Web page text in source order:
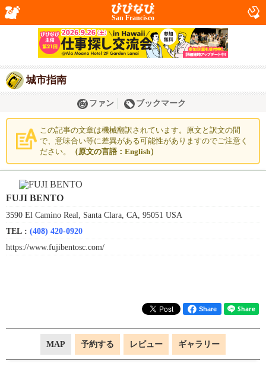
San Francisco
城市指南
ファン ブックマーク
この記事の文章は機械翻訳されています。原文と訳文の間
で、意味合い等に差異がある可能性がありますのでご注意く
ださい。
（原文の言語：English）
FUJI BENTO
3590 El Camino Real, Santa Clara, CA, 95051 USA
TEL : (408) 420-0920
https://www.fujibentosc.com/
Share
MAP 予約する レビュー ギャラリー